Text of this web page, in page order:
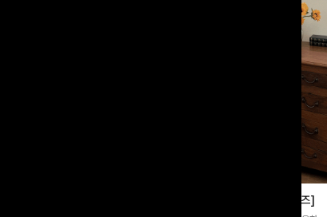
쿨링버튼 8부와이드팬츠[FREE,L사이즈]